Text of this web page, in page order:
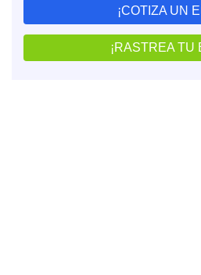
¡COTIZA UN
¡RASTREA TU